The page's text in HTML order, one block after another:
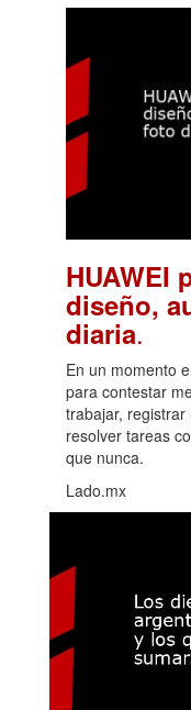
HUAWEI
diseño,
diaria.
En un momento
para contestar
trabajar,
resolver tareas
que nunca.
Lado.mx